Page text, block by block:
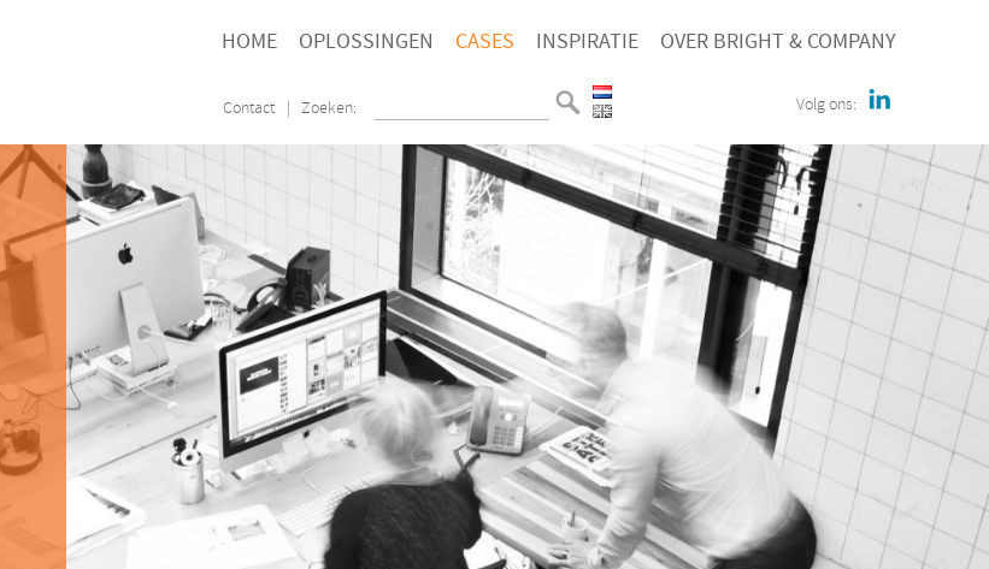
HOME OPLOSSINGEN CASES INSPIRATIE OVER BRIGHT & COMPANY
Contact | Zoeken: Volg ons: